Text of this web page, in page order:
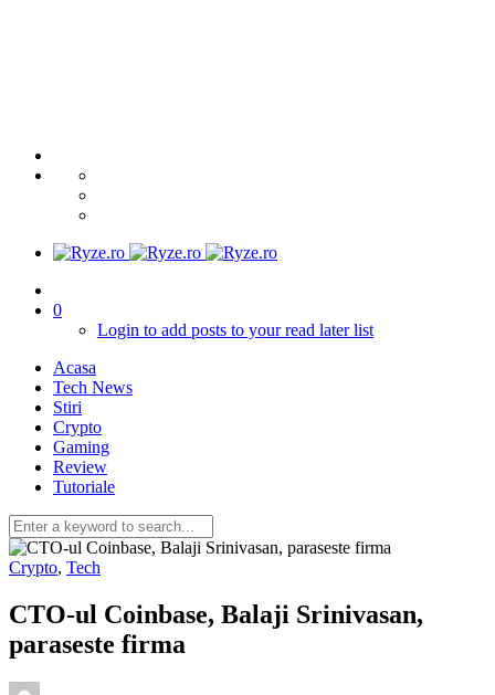
0
Login to add posts to your read later list
Acasa
Tech News
Stiri
Crypto
Gaming
Review
Tutoriale
Crypto, Tech
CTO-ul Coinbase, Balaji Srinivasan,
paraseste firma